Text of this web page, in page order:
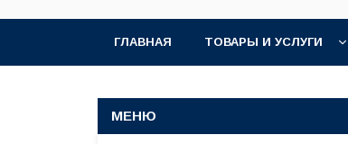
ГЛАВНАЯ ТОВАРЫ И УСЛУГИ